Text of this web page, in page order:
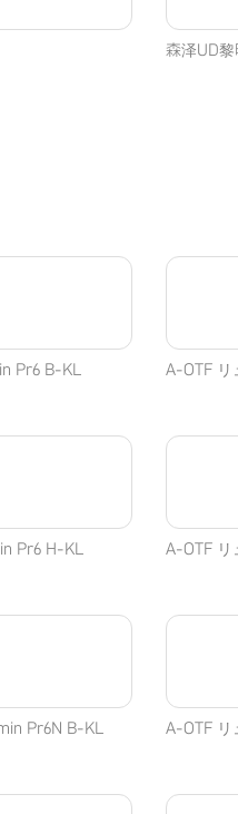
森泽UD黎
Pr6 B-KL A-OTF リ
Pr6 H-KL A-OTF リ
Pr6N B-KL A-OTF リ